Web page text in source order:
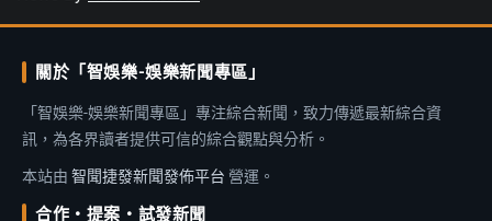
關於「智娛樂-娛樂新聞專區」
「智娛樂-娛樂新聞專區」專注綜合新聞，致力傳遞最新綜合資
訊，為各界讀者提供可信的綜合觀點與分析。
本站由 智聞捷發新聞發佈平台 營運。
合作・提案・試發新聞